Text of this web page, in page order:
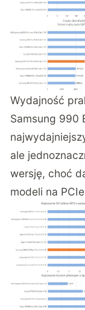
Wydajność
Samsung 990
ale
wersję, choć
modeli na